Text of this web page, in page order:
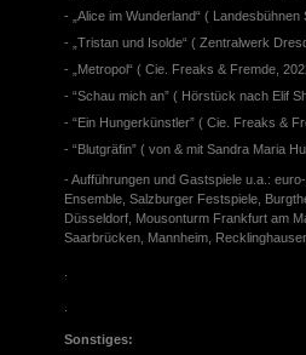
- „Alice im Wunderland“ (
- „Tristan und Isolde“ ( Zentralwerk
- „Metropol“ ( Cie. Freaks & Fremde,
- “Schau mich an” ( Hörstück nach Elif
- “Ein Hungerkünstler” ( Cie. Freaks &
- “Blutgräfin” ( von & mit Sandra Maria
- Aufführungen und Gastspiele u.a.:
Ensemble, Salzburger Festspiele,
Düsseldorf, Mousonturm Frankfurt am
Saarbrücken, Mannheim,
Sonstiges: